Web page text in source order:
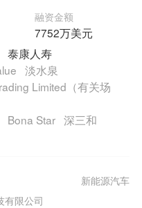
融资金额
7752万美元
泰康人寿
淡水泉
Limited（有关场
Bona Star 深三和
有限公司
新能源汽车